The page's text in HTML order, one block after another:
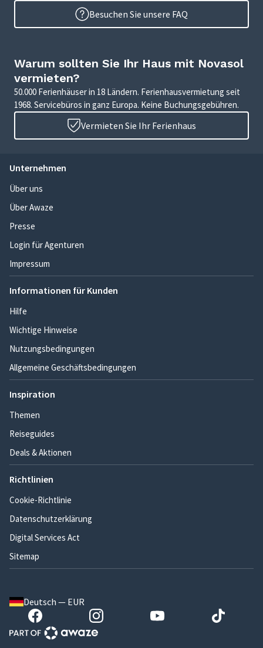
Besuchen Sie unsere FAQ
Warum sollten Sie Ihr Haus mit Novasol
vermieten?
50.000 Ferienhäuser in 18 Ländern. Ferienhausvermietung seit
1968. Servicebüros in ganz Europa. Keine Buchungsgebühren.
Vermieten Sie Ihr Ferienhaus
Unternehmen
Über uns
Über Awaze
Presse
Login für Agenturen
Impressum
Informationen für Kunden
Hilfe
Wichtige Hinweise
Nutzungsbedingungen
Allgemeine Geschäftsbedingungen
Inspiration
Themen
Reiseguides
Deals & Aktionen
Richtlinien
Cookie-Richtlinie
Datenschutzerklärung
Digital Services Act
Sitemap
Deutsch — EUR